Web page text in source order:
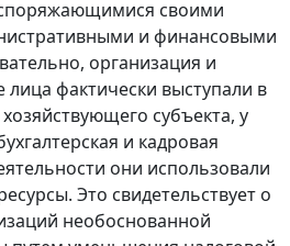
своими
и финансовыми
организация и
фактически выступали в
субъекта, у
и кадровая
они использовали
Это свидетельствует о
необоснованной